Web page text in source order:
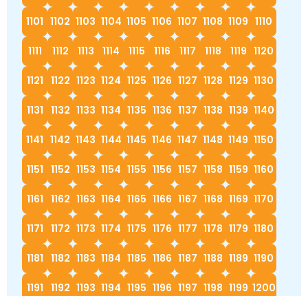
1101 1102 1103 1104 1105 1106 1107 1108 1109 1110
1111 1112 1113 1114 1115 1116 1117 1118 1119 1120
1121 1122 1123 1124 1125 1126 1127 1128 1129 1130
1131 1132 1133 1134 1135 1136 1137 1138 1139 1140
1141 1142 1143 1144 1145 1146 1147 1148 1149 1150
1151 1152 1153 1154 1155 1156 1157 1158 1159 1160
1161 1162 1163 1164 1165 1166 1167 1168 1169 1170
1171 1172 1173 1174 1175 1176 1177 1178 1179 1180
1181 1182 1183 1184 1185 1186 1187 1188 1189 1190
1191 1192 1193 1194 1195 1196 1197 1198 1199 1200